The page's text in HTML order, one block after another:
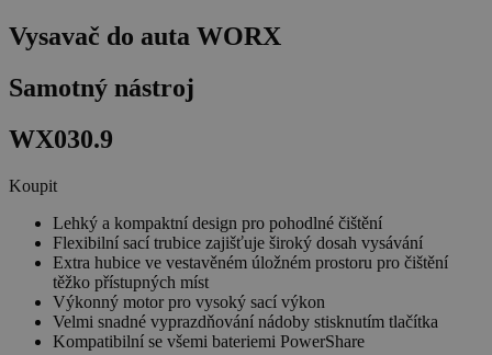
Vysavač do auta WORX
Samotný nástroj
WX030.9
Koupit
Lehký a kompaktní design pro pohodlné čištění
Flexibilní sací trubice zajišťuje široký dosah vysávání
Extra hubice ve vestavěném úložném prostoru pro čištění
těžko přístupných míst
Výkonný motor pro vysoký sací výkon
Velmi snadné vyprazdňování nádoby stisknutím tlačítka
Kompatibilní se všemi bateriemi PowerShare